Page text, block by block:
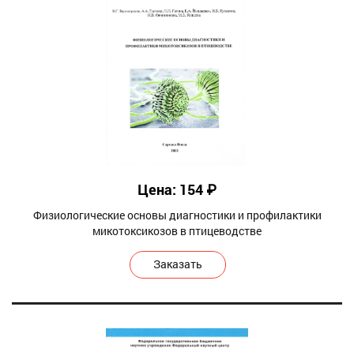
Цена: 154 ₽
Физиологические основы диагностики и профилактики
микотоксикозов в птицеводстве
Заказать